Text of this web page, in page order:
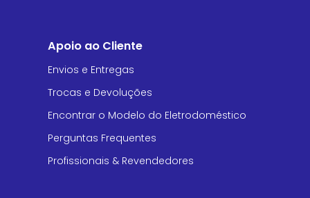
Apoio ao Cliente
Envios e Entregas
Trocas e Devoluções
Encontrar o Modelo do Eletrodoméstico
Perguntas Frequentes
Profissionais & Revendedores